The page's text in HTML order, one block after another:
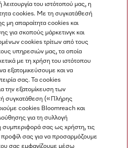
λειτουργία του ιστότοπού μας, η
cookies. Με τη συγκατάθεσή
μη απαραίτητα cookies και
για σκοπούς μάρκετινγκ και
cookies τρίτων από τους
υπηρεσιών μας, τα οποία
με τη χρήση του ιστότοπου
εξατομικεύσουμε και να
σας. Τα cookies
την εξατομίκευση των
συγκατάθεση («Πλήρης
cookies Bloomreach και
για τη συλλογή
συμπεριφορά σας ως χρήστη, τις
προφίλ σας για να προσαρμόζουμε
σας εμφανίζουμε μέσω